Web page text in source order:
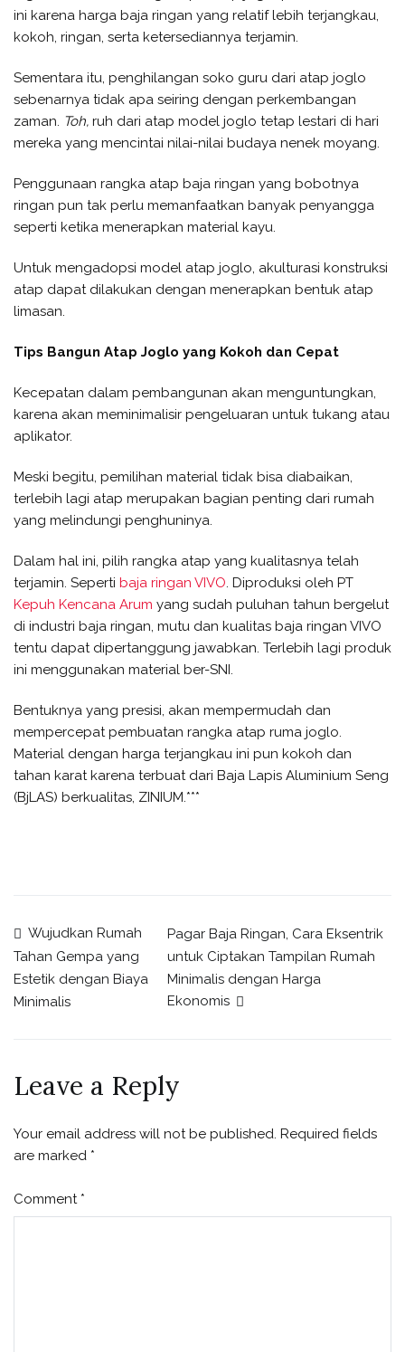
ini karena harga baja ringan yang relatif lebih terjangkau,
kokoh, ringan, serta ketersediannya terjamin.
Sementara itu, penghilangan soko guru dari atap joglo
sebenarnya tidak apa seiring dengan perkembangan
zaman. Toh, ruh dari atap model joglo tetap lestari di hari
mereka yang mencintai nilai-nilai budaya nenek moyang.
Penggunaan rangka atap baja ringan yang bobotnya
ringan pun tak perlu memanfaatkan banyak penyangga
seperti ketika menerapkan material kayu.
Untuk mengadopsi model atap joglo, akulturasi konstruksi
atap dapat dilakukan dengan menerapkan bentuk atap
limasan.
Tips Bangun Atap Joglo yang Kokoh dan Cepat
Kecepatan dalam pembangunan akan menguntungkan,
karena akan meminimalisir pengeluaran untuk tukang atau
aplikator.
Meski begitu, pemilihan material tidak bisa diabaikan,
terlebih lagi atap merupakan bagian penting dari rumah
yang melindungi penghuninya.
Dalam hal ini, pilih rangka atap yang kualitasnya telah
terjamin. Seperti baja ringan VIVO. Diproduksi oleh PT
Kepuh Kencana Arum yang sudah puluhan tahun bergelut
di industri baja ringan, mutu dan kualitas baja ringan VIVO
tentu dapat dipertanggung jawabkan. Terlebih lagi produk
ini menggunakan material ber-SNI.
Bentuknya yang presisi, akan mempermudah dan
mempercepat pembuatan rangka atap ruma joglo.
Material dengan harga terjangkau ini pun kokoh dan
tahan karat karena terbuat dari Baja Lapis Aluminium Seng
(BjLAS) berkualitas, ZINIUM.***
Post
navigation
Wujudkan Rumah
Tahan Gempa yang
Estetik dengan Biaya
Minimalis
Pagar Baja Ringan, Cara Eksentrik
untuk Ciptakan Tampilan Rumah
Minimalis dengan Harga
Ekonomis
Leave a Reply
Your email address will not be published. Required fields
are marked *
Comment *